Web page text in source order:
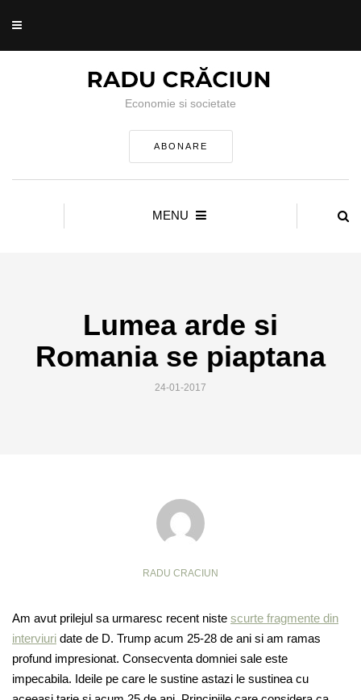
Economie si societate
ABONARE
MENU
Lumea arde si
Romania se piaptana
24-01-2017
RADU CRACIUN
Am avut prilejul sa urmaresc recent niste scurte fragmente din
interviuri date de D. Trump acum 25-28 de ani si am ramas
profund impresionat. Consecventa domniei sale este
impecabila. Ideile pe care le sustine astazi le sustinea cu